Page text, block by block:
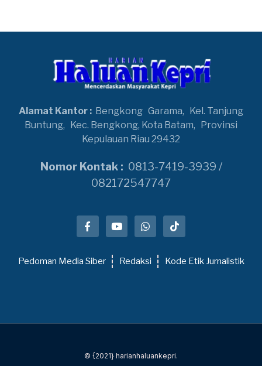
Alamat Kantor : Bengkong Garama, Kel. Tanjung
Buntung, Kec. Bengkong, Kota Batam, Provinsi
Kepulauan Riau 29432
Nomor Kontak : 0813-7419-3939 /
082172547747
Pedoman Media Siber Redaksi Kode Etik Jurnalistik
© {2021} harianhaluankepri.